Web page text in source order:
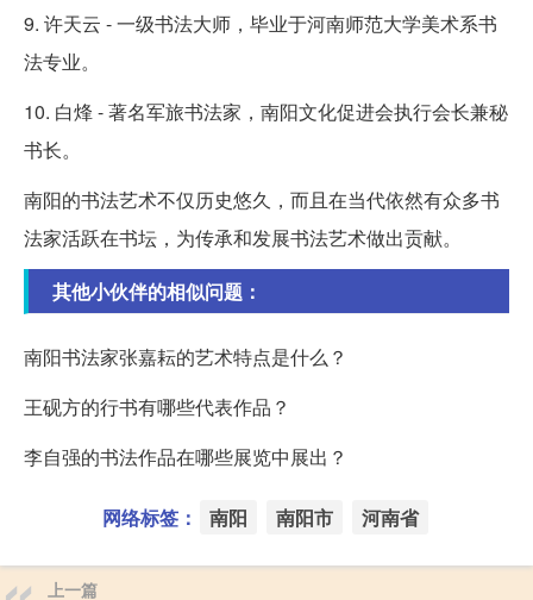
9. 许天云 - 一级书法大师，毕业于河南师范大学美术系书
法专业。
10. 白烽 - 著名军旅书法家，南阳文化促进会执行会长兼秘
书长。
南阳的书法艺术不仅历史悠久，而且在当代依然有众多书
法家活跃在书坛，为传承和发展书法艺术做出贡献。
其他小伙伴的相似问题：
南阳书法家张嘉耘的艺术特点是什么？
王砚方的行书有哪些代表作品？
李自强的书法作品在哪些展览中展出？
网络标签： 南阳 南阳市 河南省
上一篇